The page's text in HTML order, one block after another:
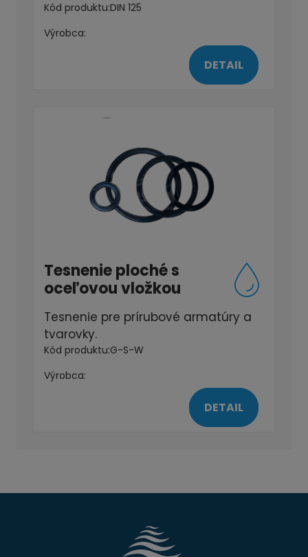
Kód produktu:DIN 125
Výrobca:
DETAIL
Tesnenie ploché s
oceľovou vložkou
Tesnenie pre prírubové armatúry a
tvarovky.
Kód produktu:G-S-W
Výrobca:
DETAIL